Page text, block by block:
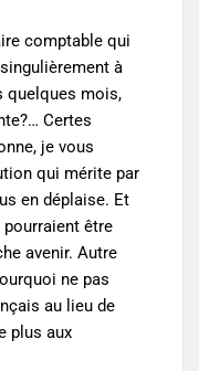
comptable qui
à
quelques mois,
Certes
je vous
qui mérite par
en déplaise. Et
pourraient être
avenir. Autre
ne pas
au lieu de
plus aux